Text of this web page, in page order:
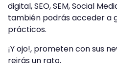
digital, SEO, SEM, Social
también podrás acceder a
prácticos.
¡Y ojo!, prometen con sus
reirás un rato.